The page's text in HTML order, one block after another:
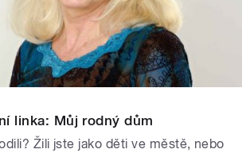
linka: Můj rodný dům
Žili jste jako děti ve městě, nebo